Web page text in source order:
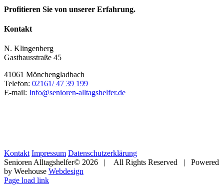
Profitieren Sie von unserer Erfahrung.
Kontakt
N. Klingenberg
Gasthausstraße 45
41061 Mönchengladbach
Telefon: 02161/ 47 39 199
E-mail: Info@senioren-alltagshelfer.de
Kontakt Impressum Datenschutzerklärung
Senioren Alltagshelfer© 2026 | All Rights Reserved | Powered
by Weehouse Webdesign
Facebook
Instagram
Pinterest
X
Yelp
Rss
E-
Page load link